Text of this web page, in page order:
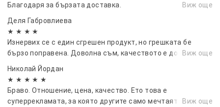
Благодаря за бързата доставка.
Виж още
Деля Габровлиева
★ ★ ★ ★
Изнервих се с един сгрешен продукт, но грешката бе
бързо поправена. Доволна съм, качеството е доброВиж още
Николай Йордан
★ ★ ★ ★ ★
Браво. Отношение, цена, качество. Ето това е
суперрекламата, за която другите само мечтаят.
Виж още